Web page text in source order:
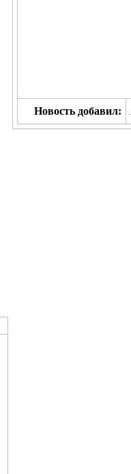
Новость добавил: